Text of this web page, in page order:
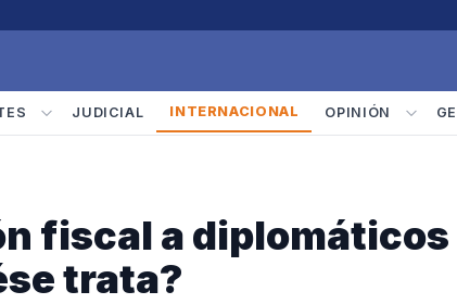
JUDICIAL INTERNACIONAL OPINIÓN
fiscal a diplomáticos
trata?